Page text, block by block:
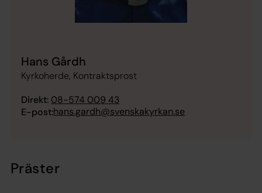
Hans Gårdh
Kyrkoherde, Kontraktsprost
Direkt: 08-574 009 43
E-post:hans.gardh@svenskakyrkan.se
Präster